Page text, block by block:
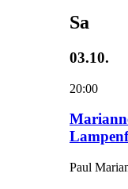
Sa
03.10.
20:00
Paul